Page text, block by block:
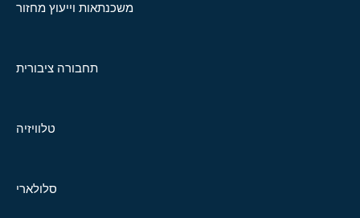
משכנתאות וייעוץ מחזור
תחבורה ציבורית
טלוויזיה
סלולארי